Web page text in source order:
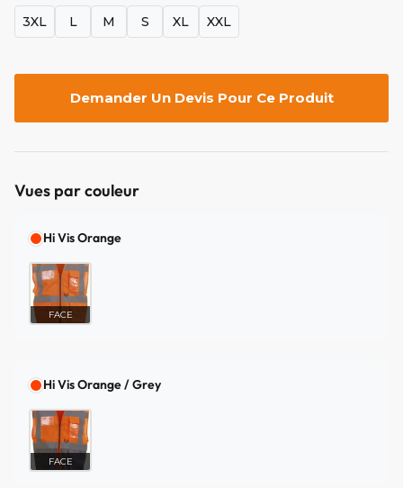
3XL L M S XL XXL
Demander Un Devis Pour Ce Produit
Vues par couleur
Hi Vis Orange
FACE
Hi Vis Orange / Grey
FACE